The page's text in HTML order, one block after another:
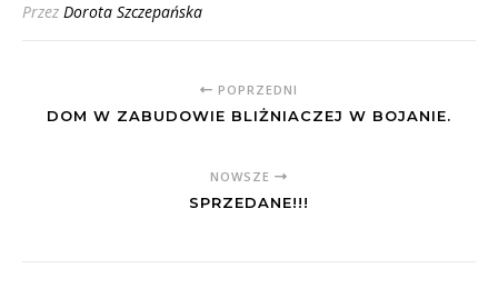
Przez Dorota Szczepańska
POPRZEDNI
DOM W ZABUDOWIE BLIŻNIACZEJ W BOJANIE.
NOWSZE
SPRZEDANE!!!